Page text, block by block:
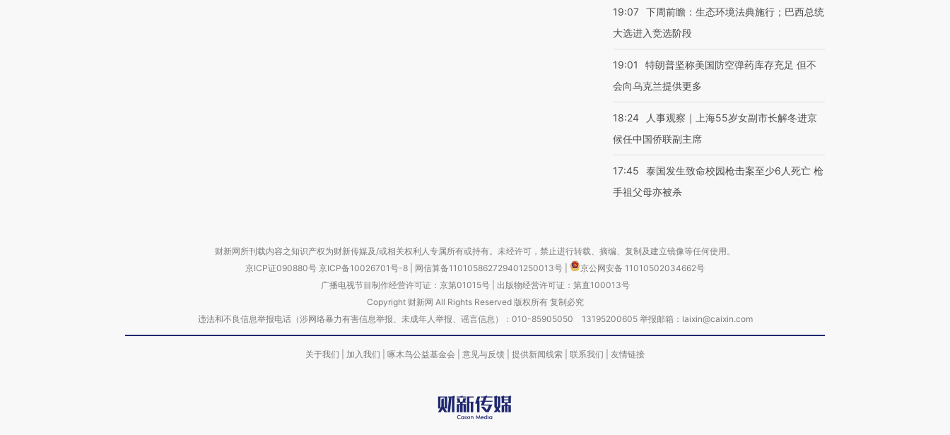
19:07 下周前瞻：生态环境法典施行；巴西总统
大选进入竞选阶段
19:01
特朗普坚称美国防空弹药库存充足 但不
会向乌克兰提供更多
18:24
人事观察｜上海55岁女副市长解冬进京
候任中国侨联副主席
17:45
泰国发生致命校园枪击案至少6人死亡 枪
手祖父母亦被杀
财新网所刊载内容之知识产权为财新传媒及/或相关权利人专属所有或持有。未经许可，禁止进行转载、摘编、复制及建立镜像等任何使用。
京ICP证090880号 京ICP备10026701号-8 网信算备110105862729401250013号
京公网安备 11010502034662号
广播电视节目制作经营许可证：京第01015号| 出版物经营许可证：第直100013号
Copyright 财新网 All Rights Reserved 版权所有 复制必究
违法和不良信息举报电话（涉网络暴力有害信息举报、未成年人举报、谣言信息）：010-85905050 13195200605 举报邮箱：laixin@caixin.com
关于我们 加入我们 啄木鸟公益基金会 意见与反馈 提供新闻线索 联系我们 友情链接